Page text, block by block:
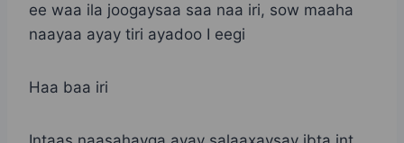
ee waa ila joogaysaa saa naa iri, sow maaha
naayaa ayay tiri ayadoo I eegi
Haa baa iri